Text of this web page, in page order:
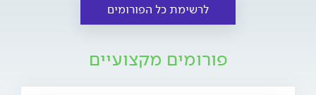
לרשימת כל הפורומים
פורומים מקצועיים